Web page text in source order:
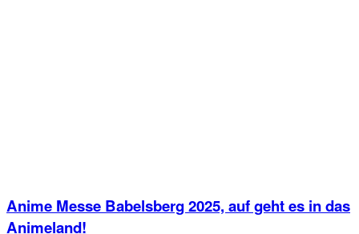
Anime Messe Babelsberg 2025, auf geht es in das
Animeland!